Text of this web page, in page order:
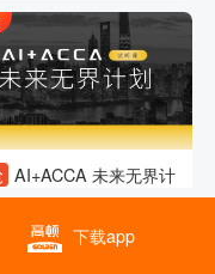
AI+ACCA 未来无界计
课
下载app